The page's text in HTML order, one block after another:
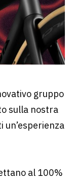
gruppo
sulla nostra
un’esperienza
al 100%